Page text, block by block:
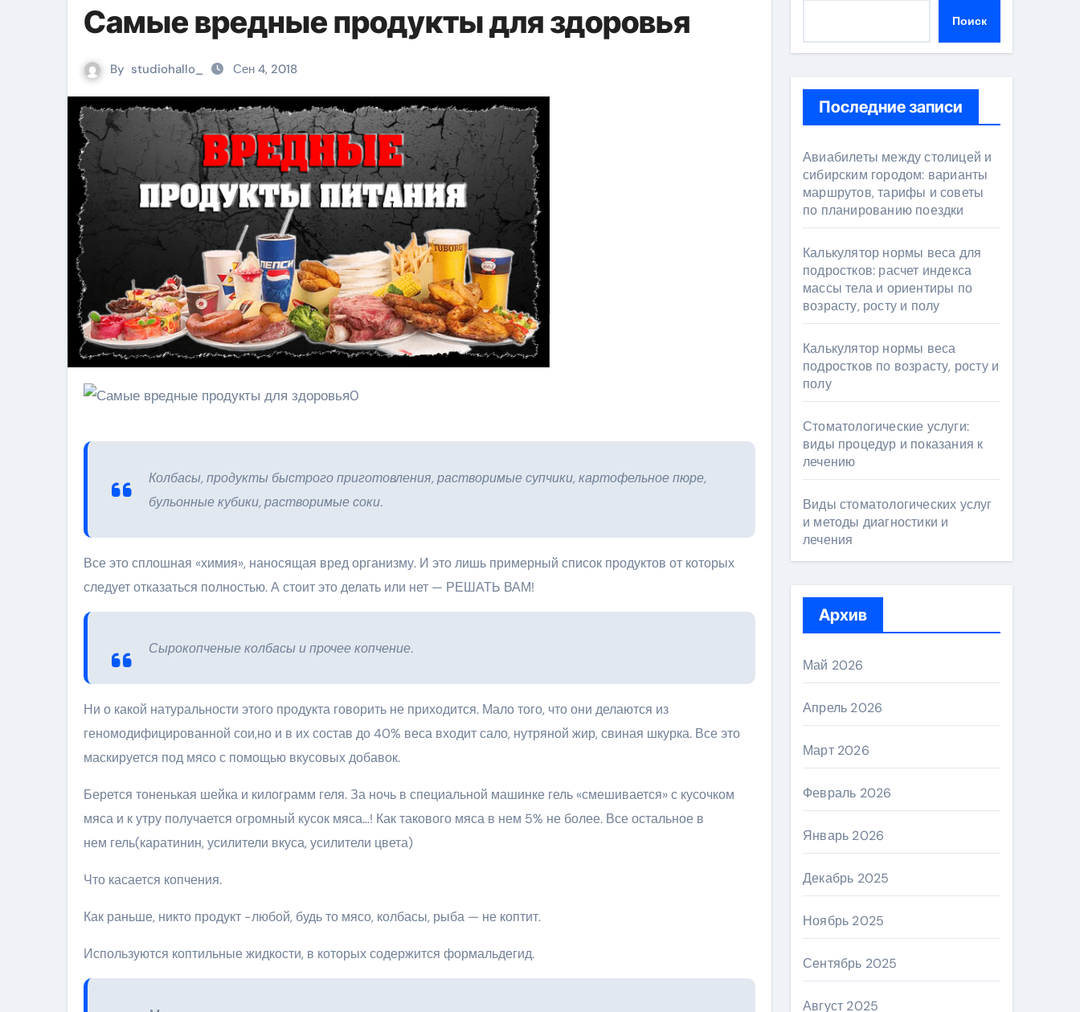
Самые вредные продукты для здоровья
By studiohallo_ Сен 4, 2018
Колбасы, продукты быстрого приготовления, растворимые супчики, картофельное пюре,
бульонные кубики, растворимые соки.
Все это сплошная «химия», наносящая вред организму. И это лишь примерный список продуктов от которых
следует отказаться полностью. А стоит это делать или нет — РЕШАТЬ ВАМ!
Сырокопченые колбасы и прочее копчение.
Ни о какой натуральности этого продукта говорить не приходится. Мало того, что они делаются из
геномодифицированной сои,но и в их состав до 40% веса входит сало, нутряной жир, свиная шкурка. Все это
маскируется под мясо с помощью вкусовых добавок.
Берется тоненькая шейка и килограмм геля. За ночь в специальной машинке гель «смешивается» с кусочком
мяса и к утру получается огромный кусок мяса…! Как такового мяса в нем 5% не более. Все остальное в
нем гель(каратинин, усилители вкуса, усилители цвета)
Что касается копчения.
Как раньше, никто продукт -любой, будь то мясо, колбасы, рыба — не коптит.
Используются коптильные жидкости, в которых содержится формальдегид.
Поиск
Последние записи
Авиабилеты между столицей и
сибирским городом: варианты
маршрутов, тарифы и советы
по планированию поездки
Калькулятор нормы веса для
подростков: расчет индекса
массы тела и ориентиры по
возрасту, росту и полу
Калькулятор нормы веса
подростков по возрасту, росту и
полу
Стоматологические услуги:
виды процедур и показания к
лечению
Виды стоматологических услуг
и методы диагностики и
лечения
Архив
Май 2026
Апрель 2026
Март 2026
Февраль 2026
Январь 2026
Декабрь 2025
Ноябрь 2025
Сентябрь 2025
Август 2025